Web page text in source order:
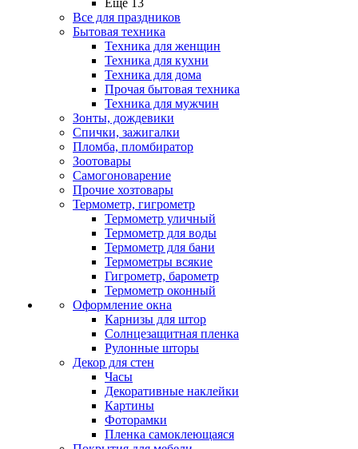
Ещё 13
Все для праздников
Бытовая техника
Техника для женщин
Техника для кухни
Техника для дома
Прочая бытовая техника
Техника для мужчин
Зонты, дождевики
Спички, зажигалки
Пломба, пломбиратор
Зоотовары
Самогоноварение
Прочие хозтовары
Термометр, гигрометр
Термометр уличный
Термометр для воды
Термометр для бани
Термометры всякие
Гигрометр, барометр
Термометр оконный
Оформление окна
Карнизы для штор
Солнцезащитная пленка
Рулонные шторы
Декор для стен
Часы
Декоративные наклейки
Картины
Фоторамки
Пленка самоклеющаяся